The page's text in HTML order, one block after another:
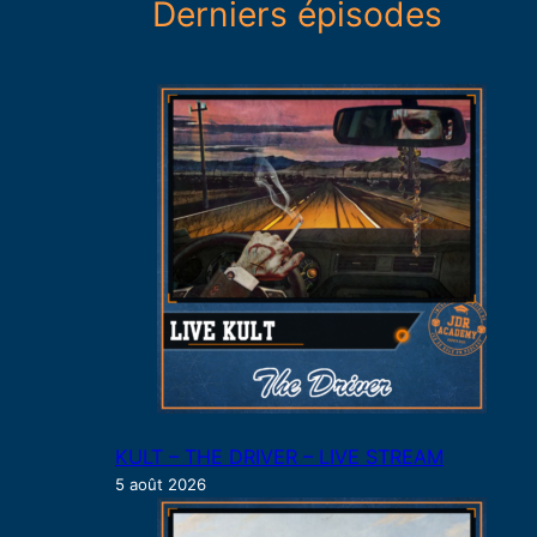
Derniers épisodes
KULT – THE DRIVER – LIVE STREAM
5 août 2026